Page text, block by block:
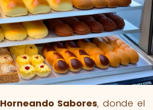
Horneando Sabores, donde el